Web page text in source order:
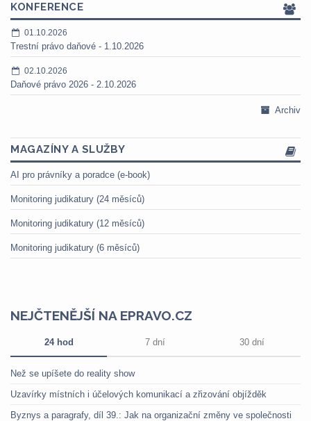
KONFERENCE
01.10.2026
Trestní právo daňové - 1.10.2026
02.10.2026
Daňové právo 2026 - 2.10.2026
Archiv
MAGAZÍNY A SLUŽBY
AI pro právníky a poradce (e-book)
Monitoring judikatury (24 měsíců)
Monitoring judikatury (12 měsíců)
Monitoring judikatury (6 měsíců)
NEJČTENĚJŠÍ NA EPRAVO.CZ
24 hod 7 dní 30 dní
Než se upíšete do reality show
Uzavírky místních i účelových komunikací a zřizování objížděk
Byznys a paragrafy, díl 39.: Jak na organizační změny ve společnosti